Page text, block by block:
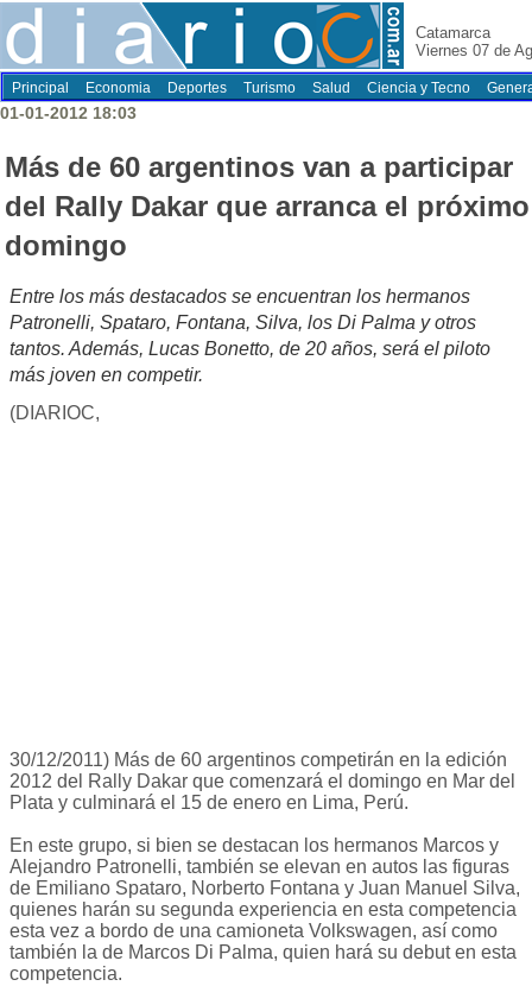
Catamarca
Viernes 07 de
Principal Economia Deportes Turismo Salud Ciencia y Tecno
01-01-2012 18:03
Más de 60 argentinos van a participar
del Rally Dakar que arranca el próximo
domingo
Entre los más destacados se encuentran los hermanos
Patronelli, Spataro, Fontana, Silva, los Di Palma y otros
tantos. Además, Lucas Bonetto, de 20 años, será el piloto
más joven en competir.
(DIARIOC,
30/12/2011) Más de 60 argentinos competirán en la edición
2012 del Rally Dakar que comenzará el domingo en Mar del
Plata y culminará el 15 de enero en Lima, Perú.
En este grupo, si bien se destacan los hermanos Marcos y
Alejandro Patronelli, también se elevan en autos las figuras
de Emiliano Spataro, Norberto Fontana y Juan Manuel Silva,
quienes harán su segunda experiencia en esta competencia
esta vez a bordo de una camioneta Volkswagen, así como
también la de Marcos Di Palma, quien hará su debut en esta
competencia.